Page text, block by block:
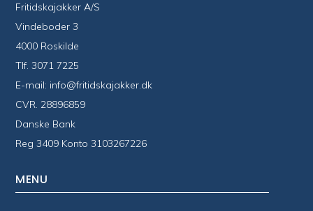
Fritidskajakker A/S
Vindeboder 3
4000 Roskilde
Tlf.3071 7225
E-mail: info@fritidskajakker.dk
CVR. 28896859
Danske Bank
Reg 3409 Konto 3103267226
MENU